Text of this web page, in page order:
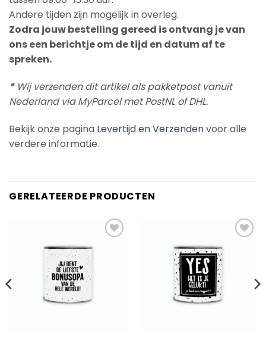
Andere tijden zijn mogelijk in overleg.
Zodra jouw bestelling gereed is ontvang je van
ons een berichtje om de tijd en datum af te
spreken.
*Wij verzenden dit artikel als pakketpost vanuit
Nederland via MyParcel met PostNL of DHL.
Bekijk onze pagina Levertijd en Verzendenvoor alle
verdere informatie.
GERELATEERDE PRODUCTEN